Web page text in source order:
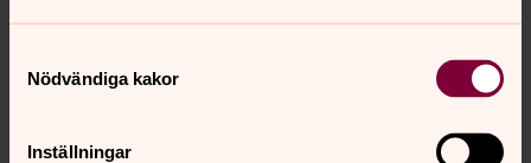
Nödvändiga kakor
Inställningar
innehåll?